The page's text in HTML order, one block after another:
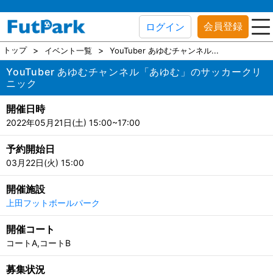
ログイン 会員登録
トップ イベント一覧 YouTuber あゆむチャンネル...
YouTuber あゆむチャンネル「あゆむ」のサッカークリ
ニック
開催日時
2022年05月21日(土) 15:00~17:00
予約開始日
03月22日(火) 15:00
開催施設
上田フットボールパーク
開催コート
コートA,コートB
募集状況